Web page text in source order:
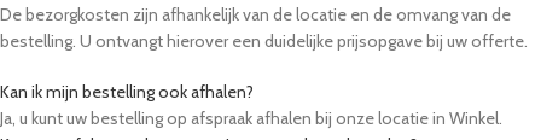
De bezorgkosten zijn afhankelijk van de locatie en de omvang van de
bestelling. U ontvangt hierover een duidelijke prijsopgave bij uw offerte.
Kan ik mijn bestelling ook afhalen?
Ja, u kunt uw bestelling op afspraak afhalen bij onze locatie in Winkel.